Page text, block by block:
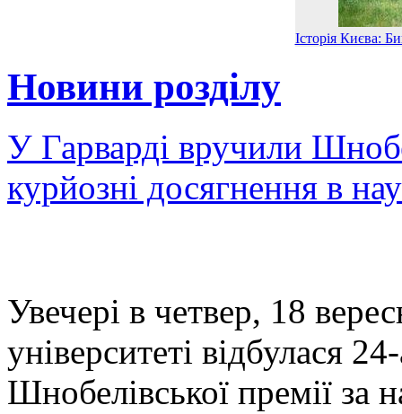
Історія Києва:
Новини розділу
У Гарварді вручили
курйозні досягнення в
Увечері в четвер, 18
університеті відбулася
Шнобелівської премії за